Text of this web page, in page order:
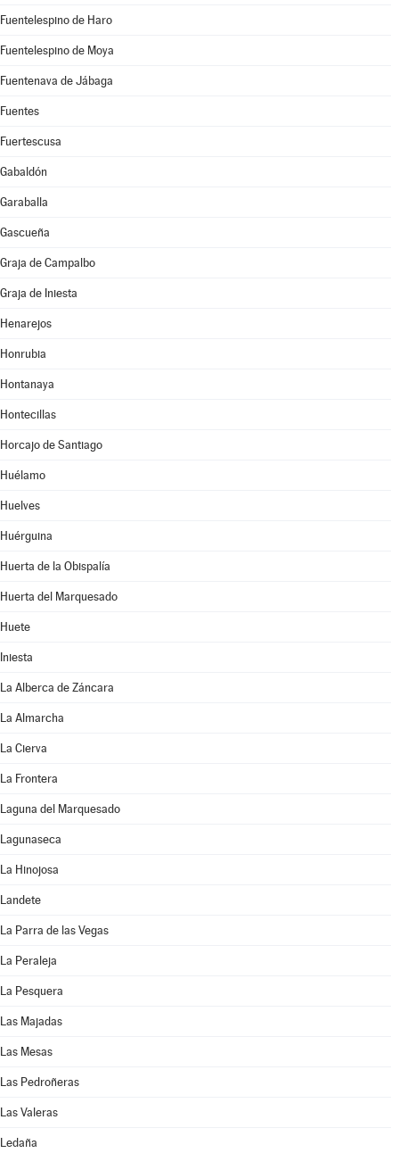
Fuentelespino de Haro
Fuentelespino de Moya
Fuentenava de Jábaga
Fuentes
Fuertescusa
Gabaldón
Garaballa
Gascueña
Graja de Campalbo
Graja de Iniesta
Henarejos
Honrubia
Hontanaya
Hontecillas
Horcajo de Santiago
Huélamo
Huelves
Huérguina
Huerta de la Obispalía
Huerta del Marquesado
Huete
Iniesta
La Alberca de Záncara
La Almarcha
La Cierva
La Frontera
Laguna del Marquesado
Lagunaseca
La Hinojosa
Landete
La Parra de las Vegas
La Peraleja
La Pesquera
Las Majadas
Las Mesas
Las Pedroñeras
Las Valeras
Ledaña